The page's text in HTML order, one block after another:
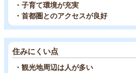
・子育て環境が充実
・首都圏とのアクセスが良好
住みにくい点
・観光地周辺は人が多い